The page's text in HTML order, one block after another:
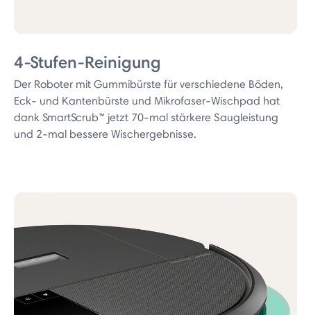
4-Stufen-Reinigung
Der Roboter mit Gummibürste für verschiedene Böden,
Eck- und Kantenbürste und Mikrofaser-Wischpad hat
dank SmartScrub™ jetzt 70-mal stärkere Saugleistung
und 2-mal bessere Wischergebnisse.